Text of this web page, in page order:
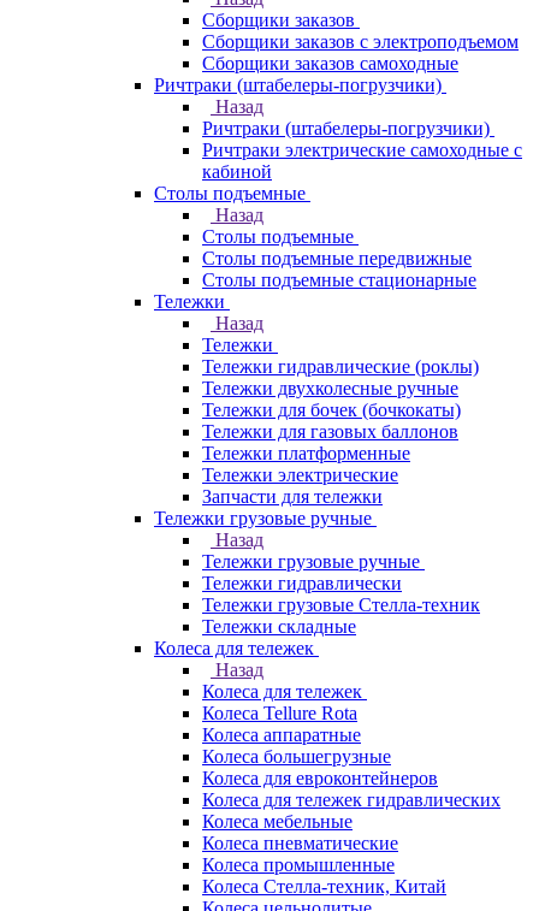
Сборщики заказов
Сборщики заказов с электроподъемом
Сборщики заказов самоходные
Ричтраки (штабелеры-погрузчики)
Назад
Ричтраки (штабелеры-погрузчики)
Ричтраки электрические самоходные с
кабиной
Столы подъемные
Назад
Столы подъемные
Столы подъемные передвижные
Столы подъемные стационарные
Тележки
Назад
Тележки
Тележки гидравлические (роклы)
Тележки двухколесные ручные
Тележки для бочек (бочкокаты)
Тележки для газовых баллонов
Тележки платформенные
Тележки электрические
Запчасти для тележки
Тележки грузовые ручные
Назад
Тележки грузовые ручные
Тележки гидравлически
Тележки грузовые Стелла-техник
Тележки складные
Колеса для тележек
Назад
Колеса для тележек
Колеса Tellure Rota
Колеса аппаратные
Колеса большегрузные
Колеса для евроконтейнеров
Колеса для тележек гидравлических
Колеса мебельные
Колеса пневматические
Колеса промышленные
Колеса Стелла-техник, Китай